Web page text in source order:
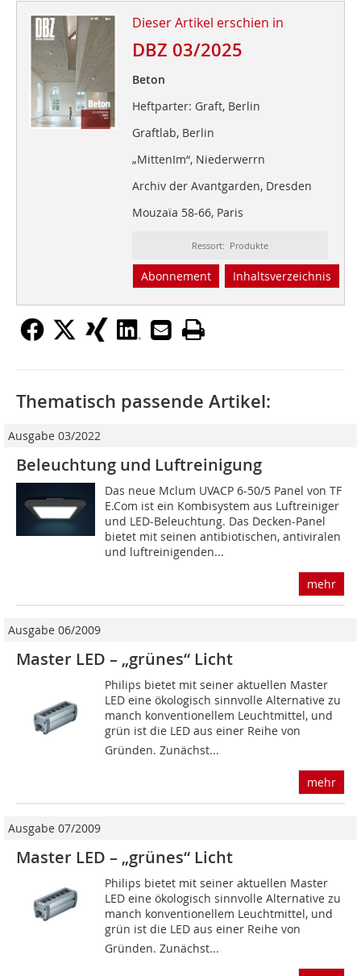
Dieser Artikel erschien in
DBZ 03/2025
Beton
Heftparter: Graft, Berlin
Graftlab, Berlin
„MittenIm“, Niederwerrn
Archiv der Avantgarden, Dresden
Mouzaïa 58-66, Paris
Ressort: Produkte
Abonnement Inhaltsverzeichnis
Thematisch passende Artikel:
Ausgabe 03/2022
Beleuchtung und Luftreinigung
Das neue Mclum UVACP 6-50/5 Panel von TF
E.Com ist ein Kombisystem aus Luftreiniger
und LED-Beleuchtung. Das ­Decken-Panel
bietet mit seinen antibiotischen, antiviralen
und luftreinigenden...
mehr
Ausgabe 06/2009
Master LED – „grünes“ Licht
Philips bietet mit seiner aktuellen Master
LED eine ökologisch sinnvolle Alternative zu
manch konventionellem Leuchtmittel, und
grün ist die LED aus einer Reihe von
Gründen. Zunächst...
mehr
Ausgabe 07/2009
Master LED – „grünes“ Licht
Philips bietet mit seiner aktuellen Master
LED eine ökologisch sinnvolle Alternative zu
manch konventionellem Leuchtmittel, und
grün ist die LED aus einer Reihe von
Gründen. Zunächst...